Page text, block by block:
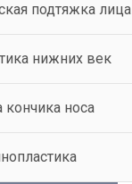
подтяжка лица
нижних век
кончика носа